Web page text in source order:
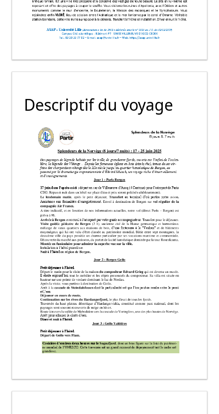
Descriptif du voyage